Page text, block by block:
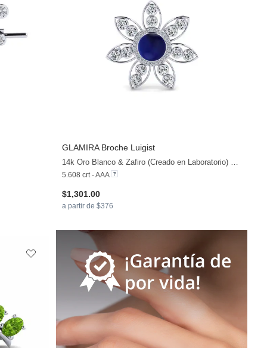
+6
GLAMIRABroche Luigist
5.608 crt - AAA
$1,301.00
a partir de $376